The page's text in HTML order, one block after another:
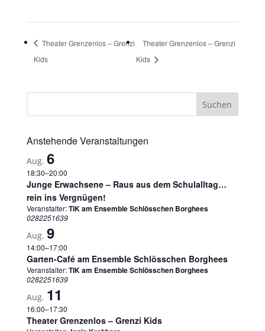
Theater Grenzenlos – Grenzi
Kids
Theater Grenzenlos – Grenzi
Kids
Anstehende Veranstaltungen
Aug. 6
18:30–20:00
Junge Erwachsene – Raus aus dem Schulalltag…
rein ins Vergnügen!
Veranstalter:TIK am Ensemble Schlösschen Borghees
0282251639
Aug. 9
14:00–17:00
Garten-Café am Ensemble Schlösschen Borghees
Veranstalter:TIK am Ensemble Schlösschen Borghees
0282251639
Aug. 11
16:00–17:30
Theater Grenzenlos – Grenzi Kids